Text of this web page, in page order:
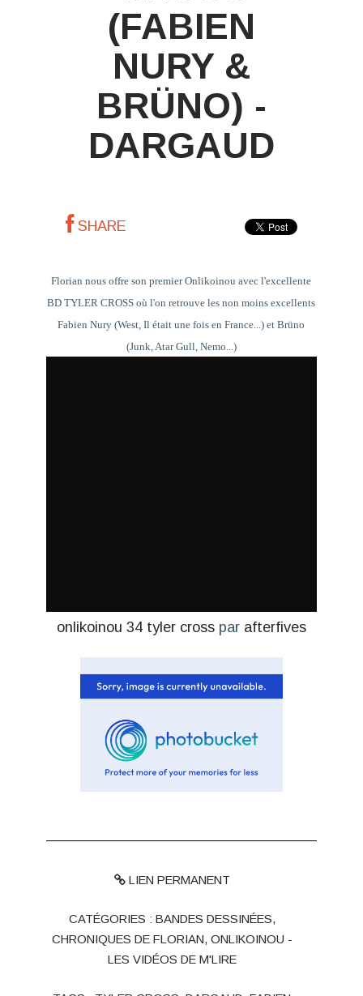
(FABIEN
NURY &
BRÜNO) -
DARGAUD
SHARE
Florian nous offre son premier Onlikoinou avec l'excellente
BD TYLER CROSS où l'on retrouve les non moins excellents
Fabien Nury (West, Il était une fois en France...) et Brüno
(Junk, Atar Gull, Nemo...)
onlikoinou 34 tyler cross par afterfives
LIEN PERMANENT
CATÉGORIES : BANDES DESSINÉES,
CHRONIQUES DE FLORIAN, ONLIKOINOU -
LES VIDÉOS DE M'LIRE